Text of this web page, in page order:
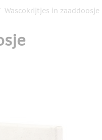
Wascokrijtjes in zaaddoosje